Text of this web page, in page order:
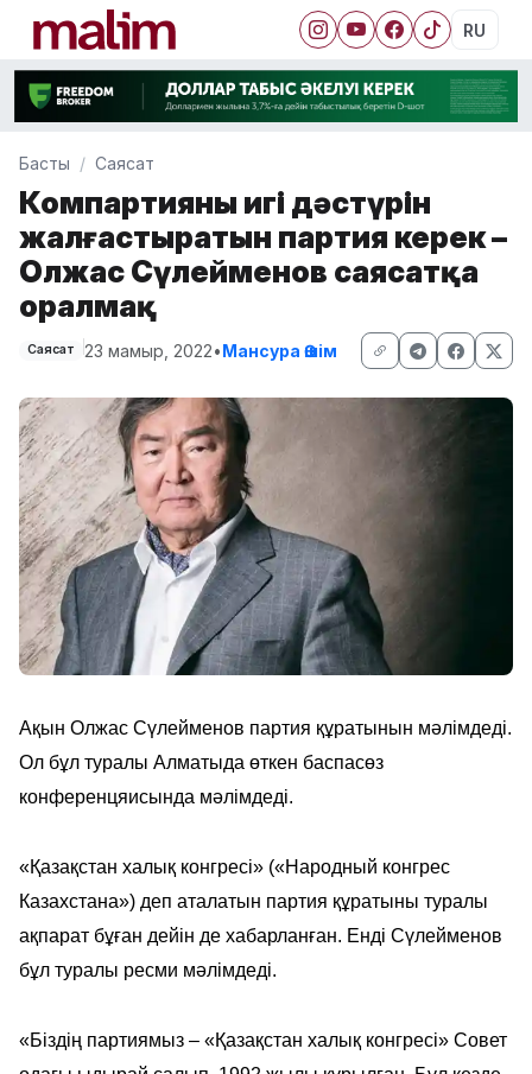
RU
Басты Саясат
Компартияның игі дәстүрін
жалғастыратын партия керек –
Олжас Сүлейменов саясатқа
оралмақ
Саясат 23 мамыр, 2022•Мансура Әшім
Ақын Олжас Сүлейменов партия құратынын мәлімдеді.
Ол бұл туралы Алматыда өткен баспасөз
конференцяисында мәлімдеді.
«Қазақстан халық конгресі» («Народный конгрес
Казахстана») деп аталатын партия құратыны туралы
ақпарат бұған дейін де хабарланған. Енді Сүлейменов
бұл туралы ресми мәлімдеді.
«Біздің партиямыз – «Қазақстан халық конгресі» Совет